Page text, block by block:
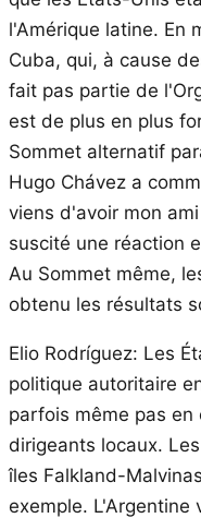
l'Amérique latine. En
Cuba, qui, à cause
fait pas partie de
est de plus en plus
Sommet alternatif
Hugo Chávez a
viens d'avoir mon
suscité une réaction
Au Sommet même,
obtenu les résultats
Elio Rodríguez: Les
politique autoritaire
parfois même pas
dirigeants locaux.
îles Falkland-
exemple. L'Argentine